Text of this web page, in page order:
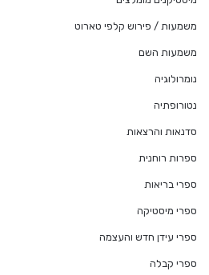
משמעות / פירוש קלפי טארוט
משמעות השם
נומרולוגיה
נטורופתיה
סדנאות והרצאות
ספרות רוחנית
ספרי בריאות
ספרי מיסטיקה
ספרי עידן חדש והעצמה
ספרי קבלה